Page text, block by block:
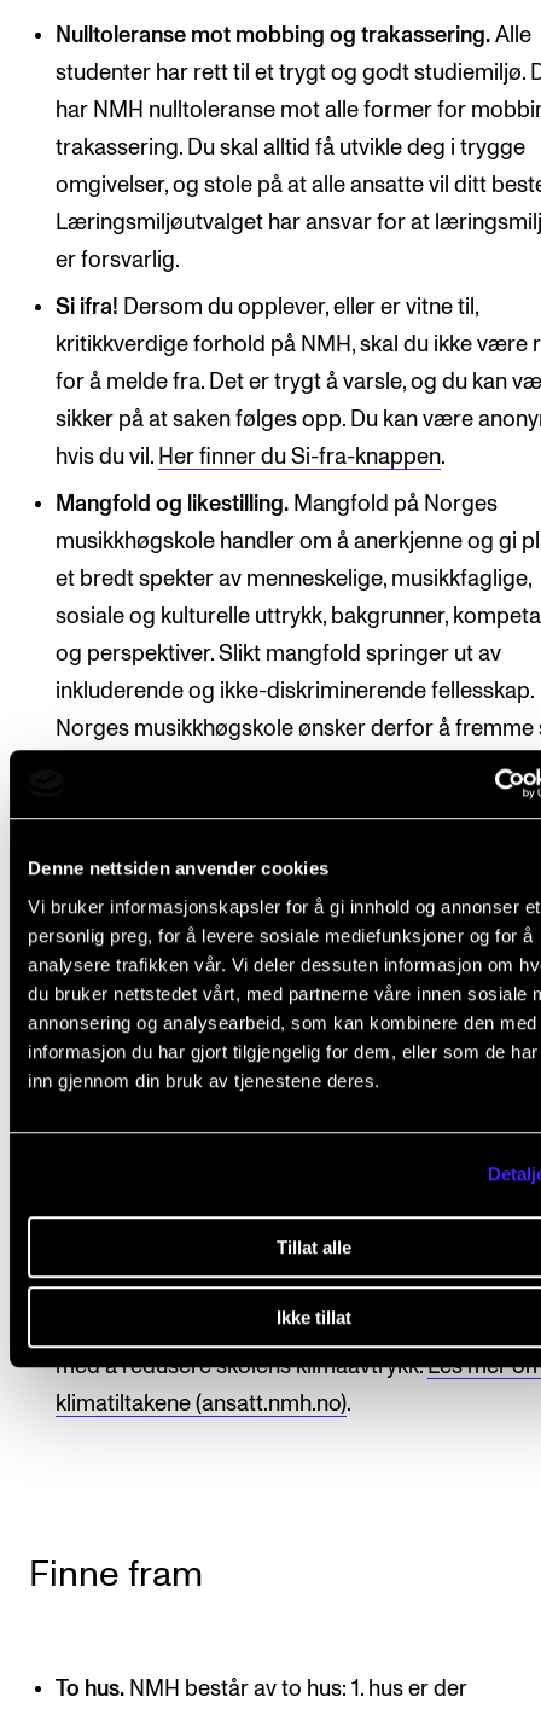
Denne nettsiden anvender cookies
Vi bruker informasjonskapsler for å gi innhold og annonser et
personlig preg, for å levere sosiale mediefunksjoner og for å
analysere trafikken vår. Vi deler dessuten informasjon om
du bruker nettstedet vårt, med partnerne våre innen sosiale
annonsering og analysearbeid, som kan kombinere den med
informasjon du har gjort tilgjengelig for dem, eller som de
inn gjennom din bruk av tjenestene deres.
Tillat alle
Ikke tillat
Nulltoleranse mot mobbing og trakassering. Alle
studenter har rett til et trygt og godt studiemiljø.
har NMH nulltoleranse mot alle former for
trakassering. Du skal alltid få utvikle deg i trygge
omgivelser, og stole på at alle ansatte vil ditt
Læringsmiljøutvalget har ansvar for at
er forsvarlig.
Si ifra! Dersom du opplever, eller er vitne til,
kritikkverdige forhold på NMH, skal du ikke være
for å melde fra. Det er trygt å varsle, og du kan
sikker på at saken følges opp. Du kan være
hvis du vil. Her finner du Si-fra-knappen.
Mangfold og likestilling. Mangfold på Norges
musikkhøgskole handler om å anerkjenne og gi
et bredt spekter av menneskelige, musikkfaglige,
sosiale og kulturelle uttrykk, bakgrunner,
og perspektiver. Slikt mangfold springer ut av
inkluderende og ikke-diskriminerende fellesskap.
Norges musikkhøgskole ønsker derfor å fremme
fellesskap, der mennesker kan møtes, virke,
Mer om mangfold og likestilling.
studiehverdagen hvis du har en
sykdom eller andre behov.Mer om tilrettelegging
Musikerhelse
. Musikere og musikkstudenter
høyt på helserelaterte plager. Øving er den
som gir sterkest utslag for helsen. Derfor vil vi på
helsetjenester, trening, barnehage og mer.
tjenestene på sio.no.
. NMH er Miljøfyrtårn og jobber på flere
med å redusere skolens klimaavtrykk.Les mer
klimatiltakene (ansatt.nmh.no).
Finne fram
To hus. NMH består av to hus: 1. hus er der